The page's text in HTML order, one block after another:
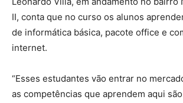
II, conta que no curso os alunos
de informática básica, pacote office e
internet.
“Esses estudantes vão entrar no
as competências que aprendem aqui